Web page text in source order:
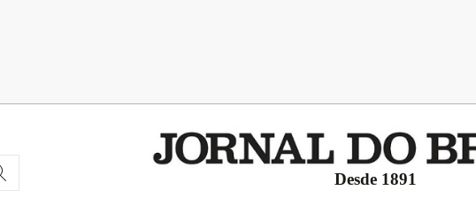
Desde 1891